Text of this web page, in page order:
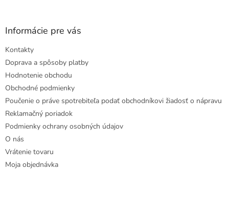
Informácie pre vás
Kontakty
Doprava a spôsoby platby
Hodnotenie obchodu
Obchodné podmienky
Poučenie o práve spotrebiteľa podať obchodníkovi žiadosť o nápravu
Reklamačný poriadok
Podmienky ochrany osobných údajov
O nás
Vrátenie tovaru
Moja objednávka